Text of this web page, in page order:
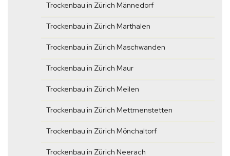
Trockenbau in Zürich Männedorf
Trockenbau in Zürich Marthalen
Trockenbau in Zürich Maschwanden
Trockenbau in Zürich Maur
Trockenbau in Zürich Meilen
Trockenbau in Zürich Mettmenstetten
Trockenbau in Zürich Mönchaltorf
Trockenbau in Zürich Neerach